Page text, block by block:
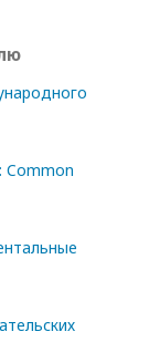
Common